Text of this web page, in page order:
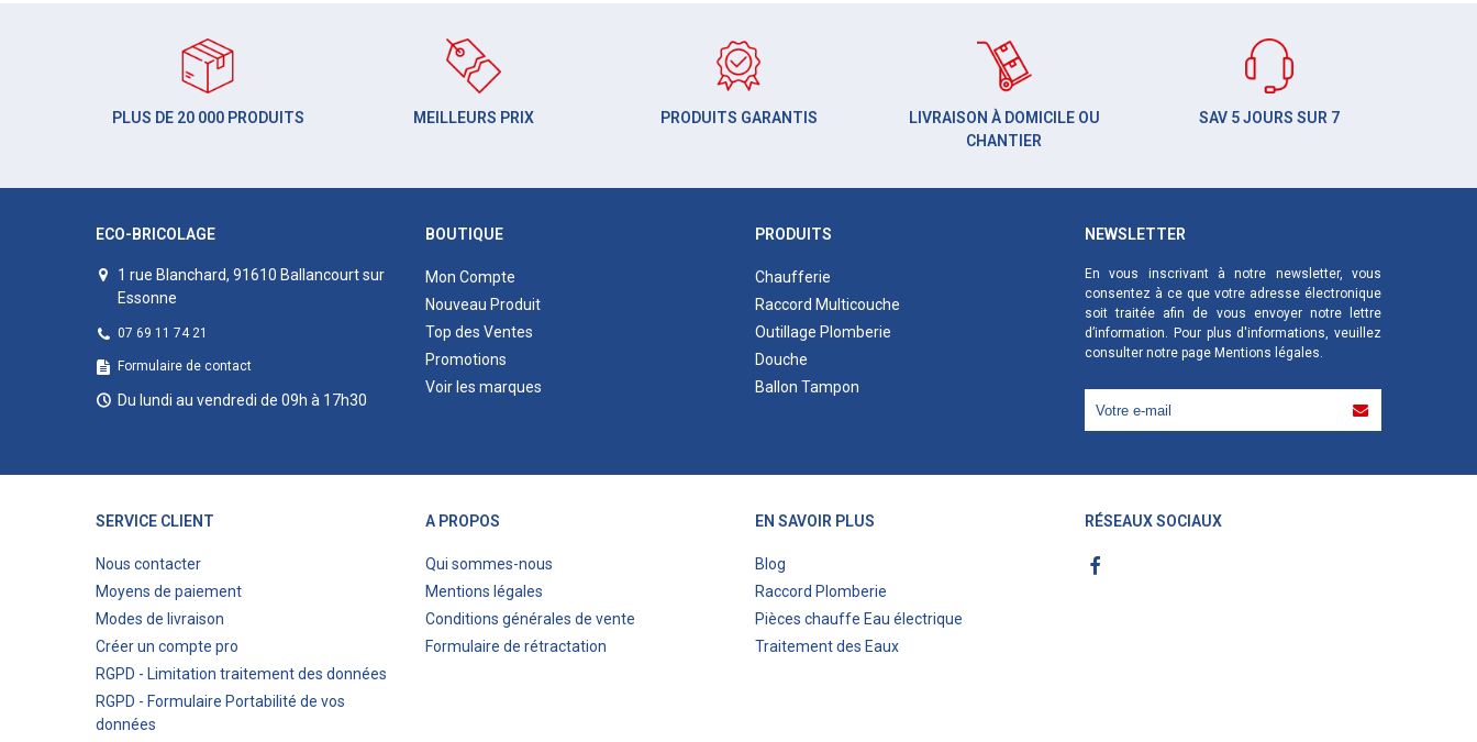
PLUS DE 20 000 PRODUITS MEILLEURS PRIX PRODUITS GARANTIS
LIVRAISON À DOMICILE OU
CHANTIER
SAV 5 JOURS SUR 7
ECO-BRICOLAGE
1 rue Blanchard, 91610 Ballancourt sur
Essonne
07 69 11 74 21
Formulaire de contact
Du lundi au vendredi de 09h à 17h30
BOUTIQUE
Mon Compte
Nouveau Produit
Top des Ventes
Promotions
Voir les marques
PRODUITS
Chaufferie
Raccord Multicouche
Outillage Plomberie
Douche
Ballon Tampon
NEWSLETTER
En vous inscrivant à notre newsletter, vous
consentez à ce que votre adresse électronique
soit traitée afin de vous envoyer notre lettre
d’information. Pour plus d'informations, veuillez
consulter notre page Mentions légales.
SERVICE CLIENT
Nous contacter
Moyens de paiement
Modes de livraison
Créer un compte pro
RGPD - Limitation traitement des données
RGPD - Formulaire Portabilité de vos
données
A PROPOS
Qui sommes-nous
Mentions légales
Conditions générales de vente
Formulaire de rétractation
EN SAVOIR PLUS
Blog
Raccord Plomberie
Pièces chauffe Eau électrique
Traitement des Eaux
RÉSEAUX SOCIAUX